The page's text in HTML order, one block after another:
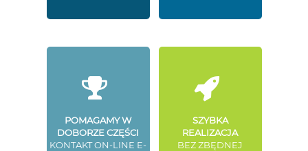
POMAGAMY W
DOBORZE CZĘŚCI
KONTAKT ON-LINE E-
SZYBKA
REALIZACJA
BEZ ZBĘDNEJ